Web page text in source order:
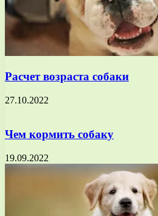
Расчет возраста собаки
27.10.2022
Чем кормить собаку
19.09.2022